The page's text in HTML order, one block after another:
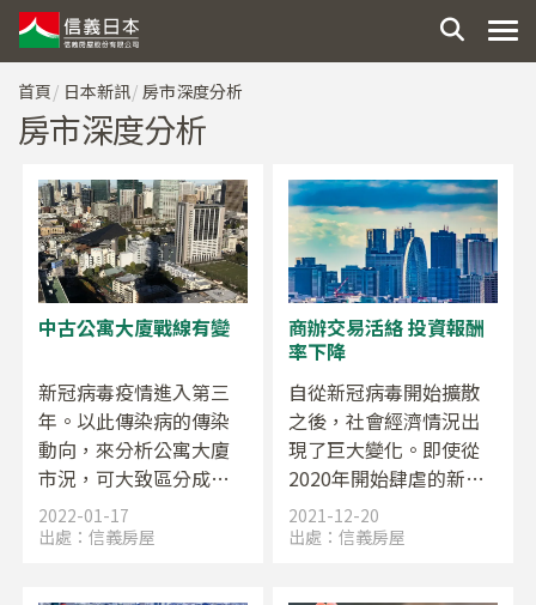
首頁 日本新訊 房市深度分析
房市深度分析
中古公寓大廈戰線有變
新冠病毒疫情進入第三
年。以此傳染病的傳染
動向，來分析公寓大廈
市況，可大致區分成三
個時期。疫情全面擴大
傳染的 2020 年 2 月～5
2022-01-17
出處： 信義房屋
商辦交易活絡 投資報酬
率下降
自從新冠病毒開始擴散
之後，社會經濟情況出
現了巨大變化。即使從
2020年開始肆虐的新冠
疫情已延燒兩年，仍無
法預見社會經濟何時能
2021-12-20
出處： 信義房屋